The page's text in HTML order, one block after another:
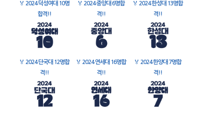
🏅 2024 덕성여대 10명
합격!!
🏅 2024 중앙대 6명합
격!!
🏅 2024 한성대 13명합
격!!
🏅 2024 단국대 12명합
격!!
🏅 2024 연세대 16명합
격!!
🏅 2024 한양대 7명합
격!!